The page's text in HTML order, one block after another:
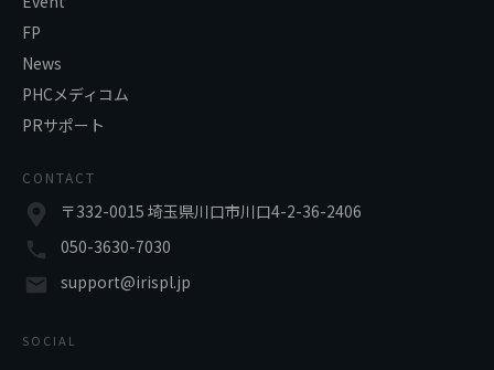
FP
News
PHCメディコム
PRサポート
CONTACT
〒332-0015 埼玉県川口市川口4-2-36-2406
050-3630-7030
support@irispl.jp
SOCIAL